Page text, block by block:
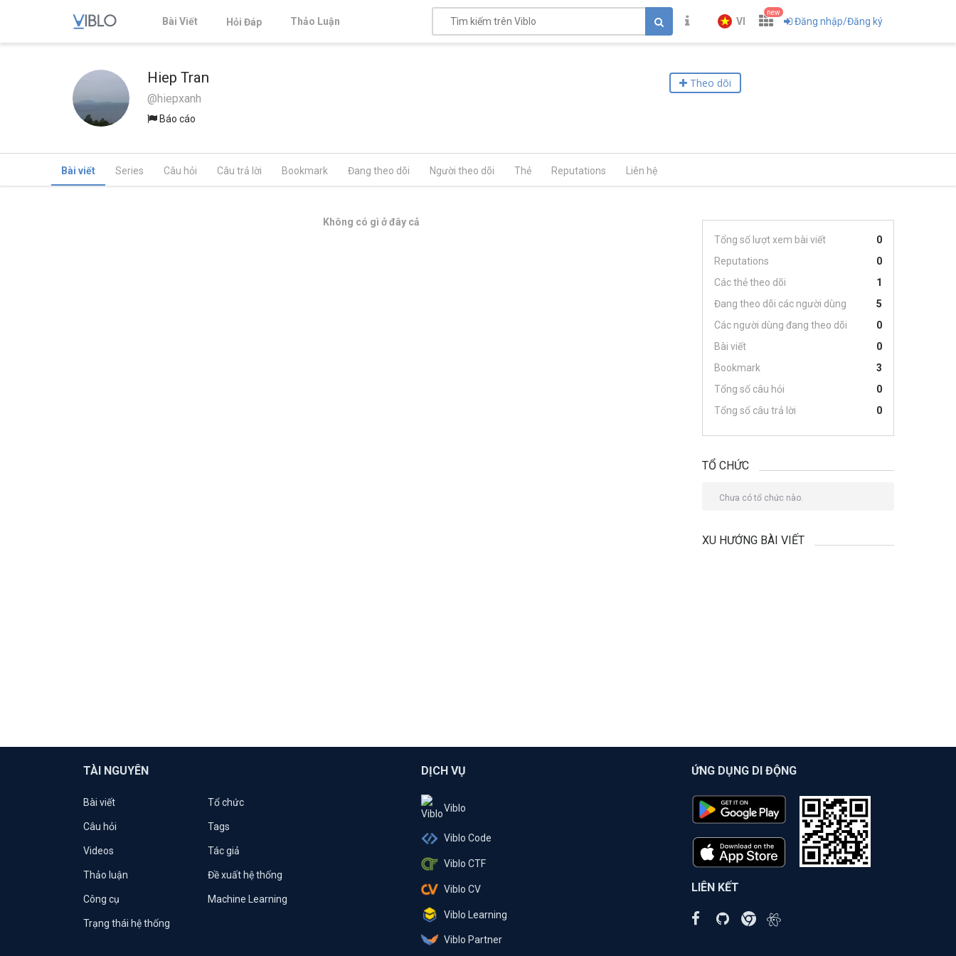
Bài Viết Hỏi Đáp Thảo Luận VI
new
Đăng nhập/Đăng ký
Hiep Tran
@hiepxanh
Báo cáo
Theo dõi
Bài viết Series Câu hỏi Câu trả lời Bookmark Đang theo dõi Người theo dõi Thẻ Reputations Liên hệ
Không có gì ở đây cả
Tổng số lượt xem bài viết
0
Reputations
0
Các thẻ theo dõi
1
Đang theo dõi các người dùng
5
Các người dùng đang theo dõi
0
Bài viết
0
Bookmark
3
Tổng số câu hỏi
0
Tổng số câu trả lời
0
TỔ CHỨC
Chưa có tổ chức nào.
XU HƯỚNG BÀI VIẾT
TÀI NGUYÊN
Bài viết Tổ chức
Câu hỏi Tags
Videos Tác giả
Thảo luận Đề xuất hệ thống
Công cụ Machine Learning
Trạng thái hệ thống
DỊCH VỤ
Viblo
Viblo Code
Viblo CTF
Viblo CV
Viblo Learning
Viblo Partner
ỨNG DỤNG DI ĐỘNG
LIÊN KẾT